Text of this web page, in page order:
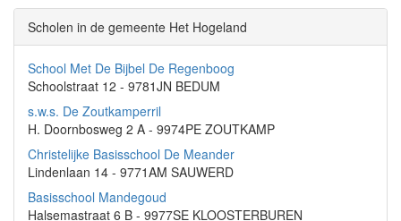
Scholen in de gemeente Het Hogeland
School Met De Bijbel De Regenboog
Schoolstraat 12 - 9781JN BEDUM
s.w.s. De Zoutkamperril
H. Doornbosweg 2 A - 9974PE ZOUTKAMP
Christelijke Basisschool De Meander
Lindenlaan 14 - 9771AM SAUWERD
Basisschool Mandegoud
Halsemastraat 6 B - 9977SE KLOOSTERBUREN